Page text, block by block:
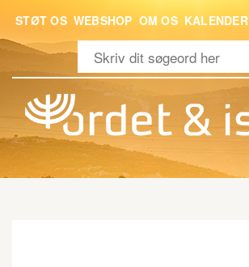
STØT OS WEBSHOP OM OS KALENDER